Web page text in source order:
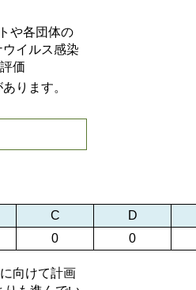
や各団体の
イルス感染
価
ます。
C
D
0 0
向けて計画